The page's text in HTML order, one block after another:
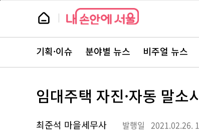
본
뉴
스
뉴
스
주
서
바
로
기획·이슈 분야별 뉴스 비주얼 뉴스
임대주택 자진·자동 말소
최준석 마을세무사 발행일 2021.02.26.
페